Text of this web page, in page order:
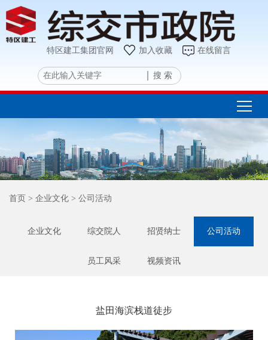
特区建工集团官网 加入收藏 在线留言
搜 索
首页 > 企业文化 > 公司活动
企业文化 综交院人 招贤纳士 公司活动
员工风采 视频资讯
盐田海滨栈道徒步